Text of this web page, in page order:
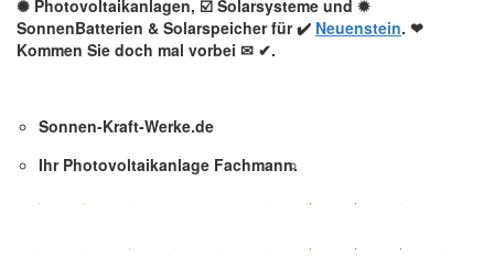
✺ Photovoltaikanlagen, ☑️ Solarsysteme und ✹
SonnenBatterien & Solarspeicher für ✔️ Neuenstein. ❤
Kommen Sie doch mal vorbei ✉ ✔.
Sonnen-Kraft-Werke.de
Ihr Photovoltaikanlage Fachmann.